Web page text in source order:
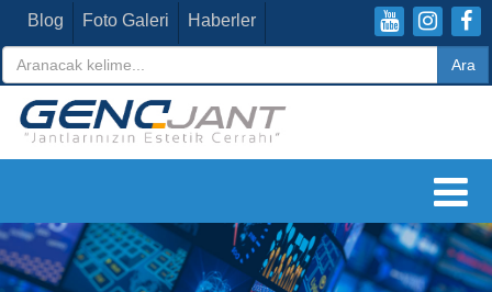
Blog Foto Galeri Haberler